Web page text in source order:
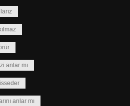
anlar mı
anlar mı